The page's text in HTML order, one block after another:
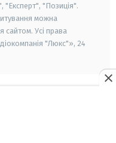
"Експерт", "Позиція".
можна
сайтом. Усі права
"Люкс"», 24